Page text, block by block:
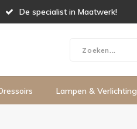
De specialist in Maatwerk!
Lampen & Verlichting